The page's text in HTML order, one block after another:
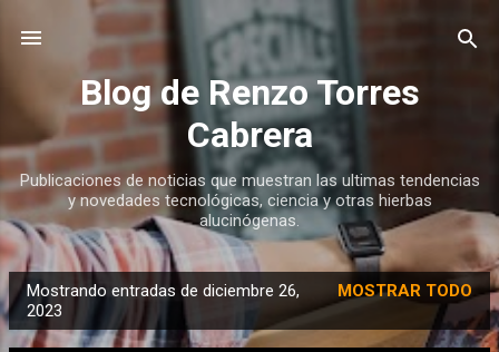
Ir al contenido principal
Blog de Renzo Torres
Cabrera
Publicaciones de noticias que muestran las ultimas tendencias
y novedades tecnológicas, ciencia y otras hierbas
alucinógenas.
E
n
Mostrando entradas de diciembre 26,
2023
MOSTRAR TODO